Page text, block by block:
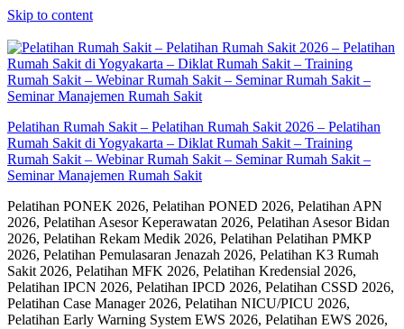
Skip to content
Pelatihan Rumah Sakit – Pelatihan Rumah Sakit 2026 – Pelatihan
Rumah Sakit di Yogyakarta – Diklat Rumah Sakit – Training
Rumah Sakit – Webinar Rumah Sakit – Seminar Rumah Sakit –
Seminar Manajemen Rumah Sakit
Pelatihan PONEK 2026, Pelatihan PONED 2026, Pelatihan APN
2026, Pelatihan Asesor Keperawatan 2026, Pelatihan Asesor Bidan
2026, Pelatihan Rekam Medik 2026, Pelatihan Pelatihan PMKP
2026, Pelatihan Pemulasaran Jenazah 2026, Pelatihan K3 Rumah
Sakit 2026, Pelatihan MFK 2026, Pelatihan Kredensial 2026,
Pelatihan IPCN 2026, Pelatihan IPCD 2026, Pelatihan CSSD 2026,
Pelatihan Case Manager 2026, Pelatihan NICU/PICU 2026,
Pelatihan Early Warning System EWS 2026, Pelatihan EWS 2026,